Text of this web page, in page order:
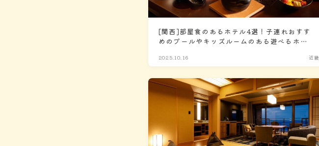
[関西]部屋食のあるホテル4選！子連れおすす
めのプールやキッズルームのある遊べるホテ
2025.10.16 近畿